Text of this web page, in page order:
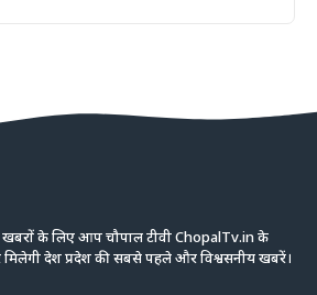
खबरों के लिए आप चौपाल टीवी ChopalTv.in के
देश प्रदेश की सबसे पहले और विश्वसनीय खबरें।